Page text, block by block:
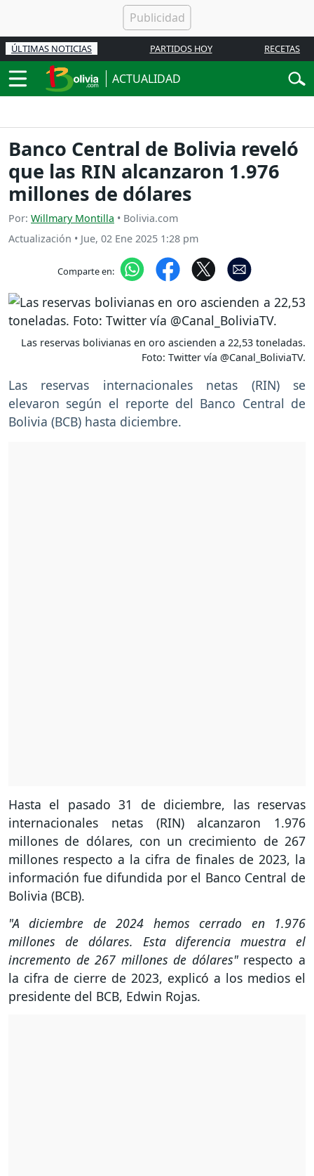
ÚLTIMAS NOTICIAS PARTIDOS HOY RECETAS
ACTUALIDAD
Banco Central de Bolivia reveló
que las RIN alcanzaron 1.976
millones de dólares
Por: Willmary Montilla • Bolivia.com
Actualización • Jue, 02 Ene 2025 1:28 pm
Comparte en:
Las reservas bolivianas en oro ascienden a 22,53 toneladas.
Foto: Twitter vía @Canal_BoliviaTV.
Las reservas internacionales netas (RIN) se
elevaron según el reporte del Banco Central de
Bolivia (BCB) hasta diciembre.
Hasta el pasado 31 de diciembre, las reservas
internacionales netas (RIN) alcanzaron 1.976
millones de dólares, con un crecimiento de 267
millones respecto a la cifra de finales de 2023, la
información fue difundida por el Banco Central de
Bolivia (BCB).
"A diciembre de 2024 hemos cerrado en 1.976
millones de dólares. Esta diferencia muestra el
incremento de 267 millones de dólares" respecto a
la cifra de cierre de 2023, explicó a los medios el
presidente del BCB, Edwin Rojas.